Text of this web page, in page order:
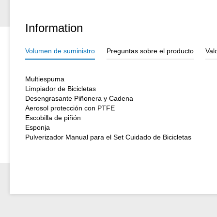
Information
Volumen de suministro Preguntas sobre el producto
Multiespuma
Limpiador de Bicicletas
Desengrasante Piñonera y Cadena
Aerosol protección con PTFE
Escobilla de piñón
Esponja
Pulverizador Manual para el Set Cuidado de Bicicletas